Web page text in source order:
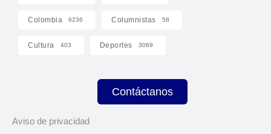
Colombia 6236 Columnistas 58
Cultura 403 Deportes 3069
Contáctanos
Aviso de privacidad